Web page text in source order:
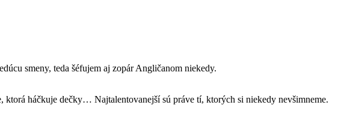
smeny, teda šéfujem aj zopár Angličanom niekedy.
háčkuje dečky… Najtalentovanejší sú práve tí, ktorých si niekedy nevšimneme.